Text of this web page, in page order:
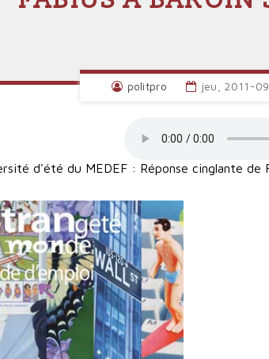
politpro jeu, 2011-
d'été du MEDEF : Réponse cinglante de